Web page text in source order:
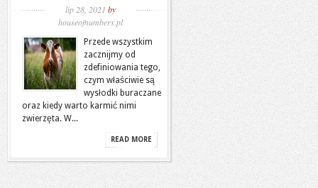
lip 28, 2021 by
houseofnumbers.pl
Przede wszystkim
zacznijmy od
zdefiniowania tego,
czym właściwie są
wysłodki buraczane
oraz kiedy warto karmić nimi
zwierzęta. W...
READ MORE